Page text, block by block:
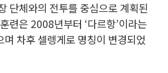
단체와의 전투를 중심으로 계획된
련은 2008년부터 ‘다르항’이라는
차후 셀렝게로 명칭이 변경되었